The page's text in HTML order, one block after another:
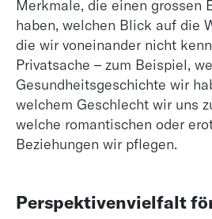
Merkmale, die einen grossen
haben, welchen Blick auf die
die wir voneinander nicht
Privatsache – zum Beispiel,
Gesundheitsgeschichte wir
welchem Geschlecht wir uns
welche romantischen oder
Beziehungen wir pflegen.
Perspektivenvielfalt